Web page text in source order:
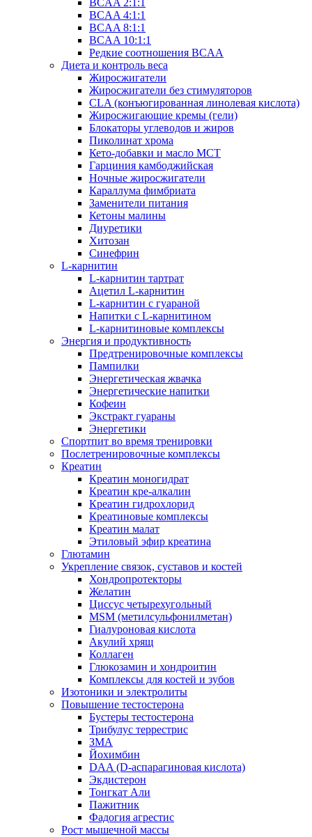
BCAA 2:1:1
BCAA 4:1:1
BCAA 8:1:1
BCAA 10:1:1
Редкие соотношения BCAA
Диета и контроль веса
Жиросжигатели
Жиросжигатели без стимуляторов
CLA (конъюгированная линолевая кислота)
Жиросжигающие кремы (гели)
Блокаторы углеводов и жиров
Пиколинат хрома
Кето-добавки и масло МСТ
Гарциния камбоджийская
Ночные жиросжигатели
Караллума фимбриата
Заменители питания
Кетоны малины
Диуретики
Хитозан
Синефрин
L-карнитин
L-карнитин тартрат
Ацетил L-карнитин
L-карнитин с гуараной
Напитки c L-карнитином
L-карнитиновые комплексы
Энергия и продуктивность
Предтренировочные комплексы
Пампилки
Энергетическая жвачка
Энергетические напитки
Кофеин
Экстракт гуараны
Энергетики
Спортпит во время тренировки
Послетренировочные комплексы
Креатин
Креатин моногидрат
Креатин кре-алкалин
Креатин гидрохлорид
Креатиновые комплексы
Креатин малат
Этиловый эфир креатина
Глютамин
Укрепление связок, суставов и костей
Хондропротекторы
Желатин
Циссус четырехугольный
MSM (метилсульфонилметан)
Гиалуроновая кислота
Акулий хрящ
Коллаген
Глюкозамин и хондроитин
Комплексы для костей и зубов
Изотоники и электролиты
Повышение тестостерона
Бустеры тестостерона
Трибулус террестрис
ЗМА
Йохимбин
DAA (D-аспарагиновая кислота)
Экдистерон
Тонгкат Али
Пажитник
Фадогия агрестис
Рост мышечной массы